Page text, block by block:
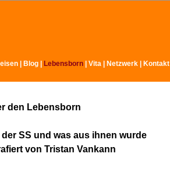
Blog Lebensborn Vita Netzwerk Kontakt
den Lebensborn
SS und was aus ihnen wurde
von Tristan Vankann